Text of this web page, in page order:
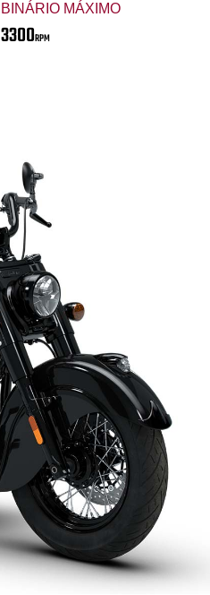
BINÁRIO MÁXIMO
3300RPM